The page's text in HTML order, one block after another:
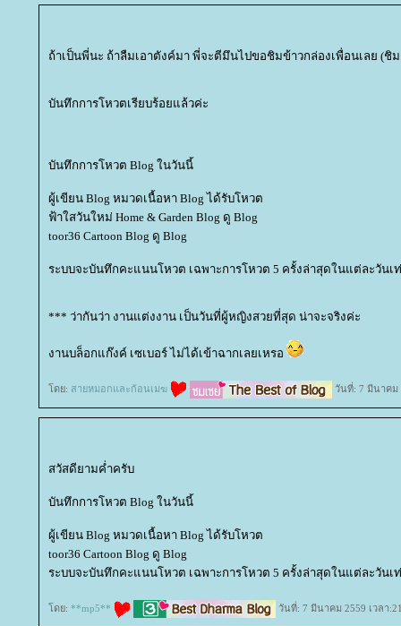
ถ้าเป็นพี่นะ ถ้าลืมเอาตังค์มา พี่จะตีมึนไปขอชิมข้าวกล่องเพื่อนเลย (ชิ
บันทึกการโหวตเรียบร้อยแล้วค่ะ
บันทึกการโหวต Blog ในวันนี้
ผู้เขียน Blog หมวดเนื้อหา Blog ได้รับโหวต
ฟ้าใสวันใหม่ Home & Garden Blog ดู Blog
toor36 Cartoon Blog ดู Blog
ระบบจะบันทึกคะแนนโหวต เฉพาะการโหวต 5 ครั้งล่าสุดในแต่ละวันเ
*** ว่ากันว่า งานแต่งงาน เป็นวันที่ผู้หญิงสวยที่สุด น่าจะจริงค่ะ
งานบล็อกแก๊งค์ เซเบอร์ ไม่ได้เข้าฉากเลยเหรอ
ดย: สายหมอกและก้อนเมฆ วันที่: 7 มีนาคม
สวัสดียามค่ำครับ
บันทึกการโหวต Blog ในวันนี้
ผู้เขียน Blog หมวดเนื้อหา Blog ได้รับโหวต
toor36 Cartoon Blog ดู Blog
ระบบจะบันทึกคะแนนโหวต เฉพาะการโหวต 5 ครั้งล่าสุดในแต่ละวันเ
ดย: **mp5** วันที่: 7 มีนาคม 2559 เวลา